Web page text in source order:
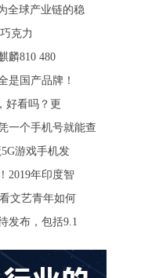
全球产业链的稳
克力
麟810 480
是国产品牌！
好看吗？更
一个手机号就能查
游戏手机发
2019年印度智
文艺青年如何
发布，包括9.1